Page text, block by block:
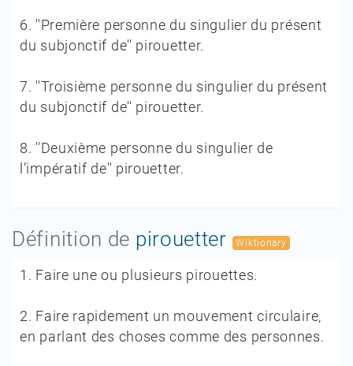
6. ''Première personne du singulier du présent
du subjonctif de'' pirouetter.
7. ''Troisième personne du singulier du présent
du subjonctif de'' pirouetter.
8. ''Deuxième personne du singulier de
l’impératif de'' pirouetter.
Définition de pirouetter Wiktionary
1. Faire une ou plusieurs pirouettes.
2. Faire rapidement un mouvement circulaire,
en parlant des choses comme des personnes.